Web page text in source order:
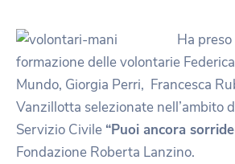
Ha
formazione delle volontarie
Mundo, Giorgia Perri, Francesca
Vanzillotta selezionate nell’ambito
Servizio Civile “Puoi ancora
Fondazione Roberta Lanzino.